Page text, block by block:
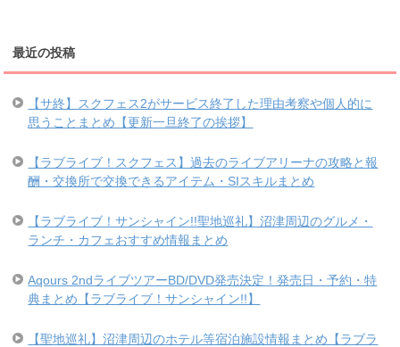
最近の投稿
【サ終】スクフェス2がサービス終了した理由考察や個人的に
思うことまとめ【更新一旦終了の挨拶】
【ラブライブ！スクフェス】過去のライブアリーナの攻略と報
酬・交換所で交換できるアイテム・SIスキルまとめ
【ラブライブ！サンシャイン!!聖地巡礼】沼津周辺のグルメ・
ランチ・カフェおすすめ情報まとめ
Aqours 2ndライブツアーBD/DVD発売決定！発売日・予約・特
典まとめ【ラブライブ！サンシャイン!!】
【聖地巡礼】沼津周辺のホテル等宿泊施設情報まとめ【ラブラ